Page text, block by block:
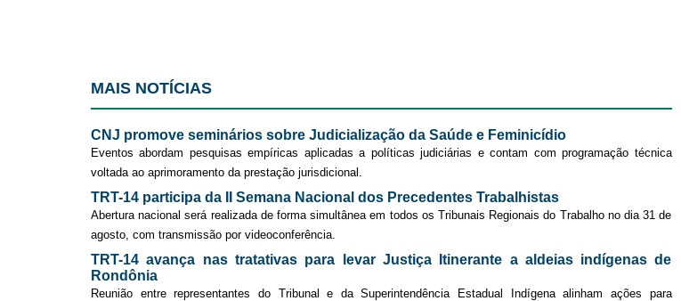
MAIS NOTÍCIAS
CNJ promove seminários sobre Judicialização da Saúde e Feminicídio
Eventos abordam pesquisas empíricas aplicadas a políticas judiciárias e contam com programação técnica
voltada ao aprimoramento da prestação jurisdicional.
TRT-14 participa da II Semana Nacional dos Precedentes Trabalhistas
Abertura nacional será realizada de forma simultânea em todos os Tribunais Regionais do Trabalho no dia 31 de
agosto, com transmissão por videoconferência.
TRT-14 avança nas tratativas para levar Justiça Itinerante a aldeias indígenas de
Rondônia
Reunião entre representantes do Tribunal e da Superintendência Estadual Indígena alinham ações para